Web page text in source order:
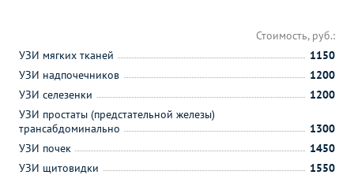
Стоимость, руб.:
УЗИ мягких тканей
1150
УЗИ надпочечников
1200
УЗИ селезенки
1200
УЗИ простаты (предстательной железы)
трансабдоминально
1300
УЗИ почек
1450
УЗИ щитовидки
1550